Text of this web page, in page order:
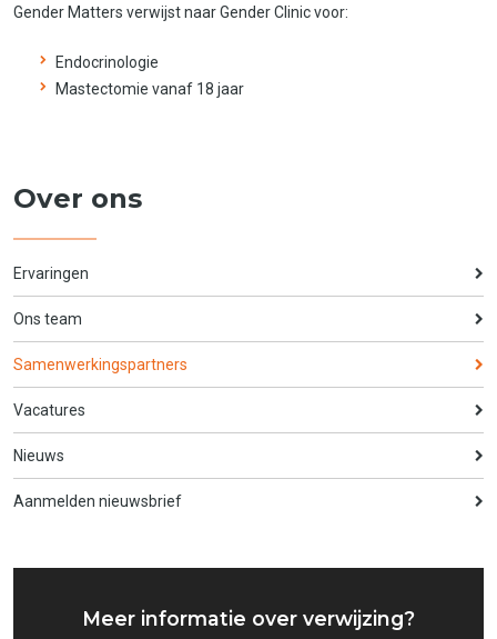
Gender Matters verwijst naar Gender Clinic voor:
Endocrinologie
Mastectomie vanaf 18 jaar
Over ons
Ervaringen
Ons team
Samenwerkingspartners
Vacatures
Nieuws
Aanmelden nieuwsbrief
Meer informatie over verwijzing?